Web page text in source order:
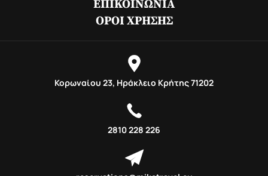
ΕΠΙΚΟΙΝΩΝΊΑ
ΌΡΟΙ ΧΡΉΣΗΣ
Κορωναίου 23, Ηράκλειο Κρήτης 71202
2810 228 226